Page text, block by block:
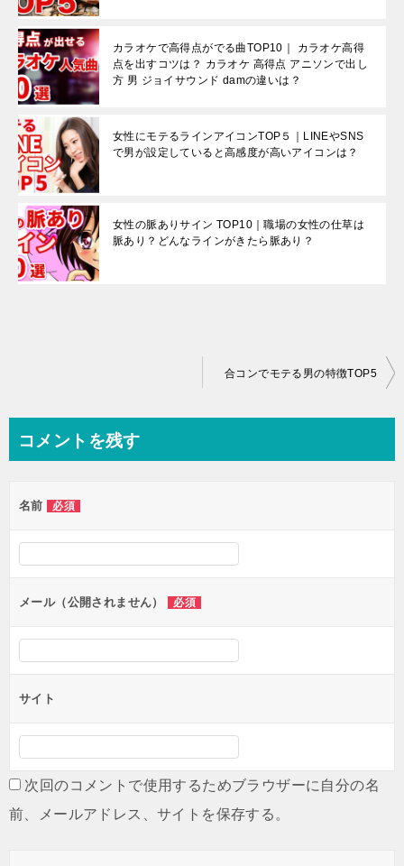
カラオケで高得点がでる曲TOP10｜ カラオケ高得
点を出すコツは？ カラオケ 高得点 アニソンで出し
方 男 ジョイサウンド damの違いは？
女性にモテるラインアイコンTOP５｜LINEやSNS
で男が設定していると高感度が高いアイコンは？
女性の脈ありサイン TOP10｜職場の女性の仕草は
脈あり？どんなラインがきたら脈あり？
ビ
ー
シ
ョ
ン
合コンでモテる男の特徴TOP5
コメントを残す
名前 必須
メール（公開されません） 必須
サイト
次回のコメントで使用するためブラウザーに自分の名
前、メールアドレス、サイトを保存する。